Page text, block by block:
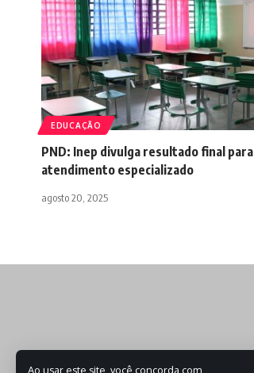
Ao usar este site, você concorda com
EDUCAÇÃO
PND: Inep divulga resultado final para
atendimento especializado
agosto 20, 2025